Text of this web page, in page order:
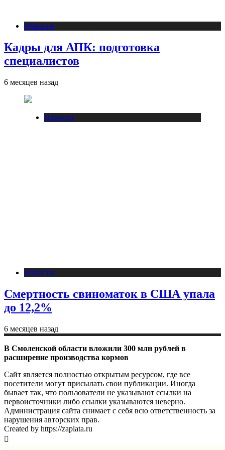
Новости
Кадры для АПК: подготовка
специалистов
6 месяцев назад
Новости
Новости
Смертность свиноматок в США упала
до 12,2%
6 месяцев назад
В Смоленской области вложили 300 млн рублей в
расширение производства кормов
Сайт является полностью открытым ресурсом, где все
посетители могут присылать свои публикации. Иногда
бывает так, что пользователи не указывают ссылки на
первоисточники либо ссылки указываются неверно.
Администрация сайта снимает с себя всю ответственность за
нарушения авторских прав.
Created by https://zaplata.ru